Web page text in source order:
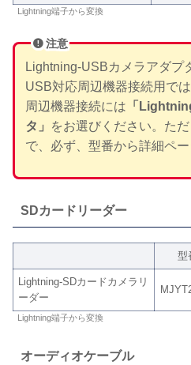
Lightning端子から変換
注意
Lightning-USBカメラアダプ
USB対応周辺機器接続用で
周辺機器接続には 「
タ」
をお選びください。た
で、必ず、型番から詳細ペー
SDカードリーダー
型
Lightning-SDカードカメラリ
ーダー
Lightning端子から変換
オーディオケーブル